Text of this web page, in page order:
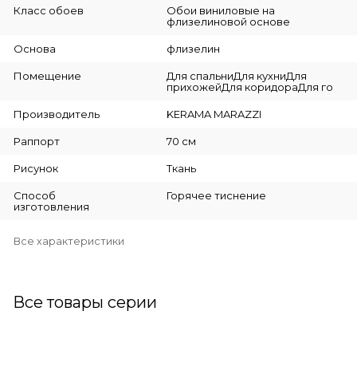
Класс обоев
Обои виниловые на
флизелиновой основе
Основа флизелин
Помещение
Для спальниДля кухниДля
прихожейДля коридораДля го
Производитель KERAMA MARAZZI
Раппорт 70 см
Рисунок Ткань
Способ
изготовления
Горячее тиснение
Все характеристики
Все товары серии